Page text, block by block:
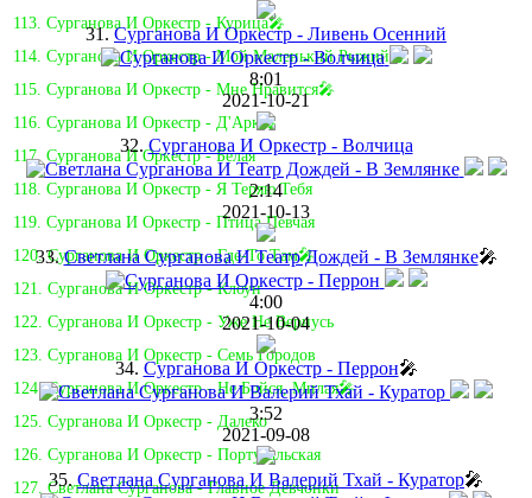
113. Сурганова И Оркестр - Курица🎤
114. Сурганова И Оркестр - Мой Маленький Рыжий🎤
115. Сурганова И Оркестр - Мне Нравится🎤
116. Сурганова И Оркестр - Д'Арк🎤
117. Сурганова И Оркестр - Белая
118. Сурганова И Оркестр - Я Теряю Тебя
119. Сурганова И Оркестр - Птица Певчая
120. Сурганова И Оркестр - Где-То Там🎤
121. Сурганова И Оркестр - Клоун
122. Сурганова И Оркестр - Уже Не Вернусь
123. Сурганова И Оркестр - Семь Городов
124. Сурганова И Оркестр - Не Бойся, Милая🎤
125. Сурганова И Оркестр - Далеко
126. Сурганова И Оркестр - Португальская
127. Светлана Сурганова - Главное Девчонки
31.Сурганова И Оркестр - Ливень Осенний
8:01
2021-10-21
32.Сурганова И Оркестр - Волчица
2:14
2021-10-13
33.Светлана Сурганова И Театр Дождей - В Землянке🎤
4:00
2021-10-04
34. Сурганова И Оркестр - Перрон🎤
3:52
2021-09-08
35. Светлана Сурганова И Валерий Тхай - Куратор🎤